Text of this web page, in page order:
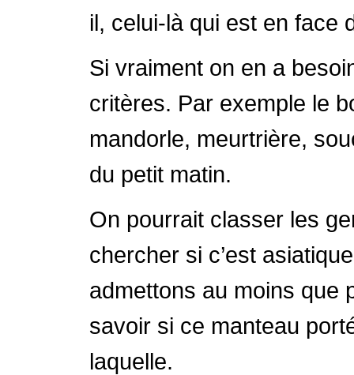
il, celui-là qui est en face
Si vraiment on en a
critères. Par exemple le
mandorle, meurtrière,
du petit matin.
On pourrait classer les
chercher si c’est
admettons au moins que
savoir si ce manteau
laquelle.